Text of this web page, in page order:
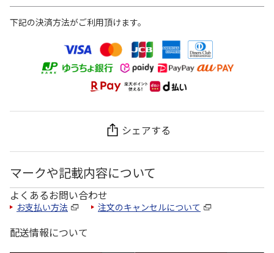
下記の決済方法がご利用頂けます。
シェアする
マークや記載内容について
よくあるお問い合わせ
お支払い方法 注文のキャンセルについて
配送情報について